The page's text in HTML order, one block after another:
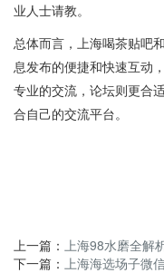
业人士请教。
总体而言，上海喝茶贴吧
息发布的便捷和快速互动
专业的交流，论坛则更合
合自己的交流平台。
上一篇： 上海98水磨全解
下一篇： 上海海选场子微